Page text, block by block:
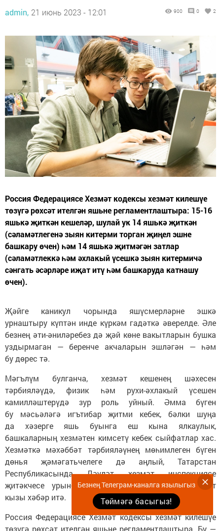
admin, 21 июнь 2023 - 12:01 900 0 2
Россия Федерациясе Хезмәт кодексы хезмәт килешүе
төзүгә рөхсәт ителгән яшьне регламентлаштыра: 15-16
яшькә җиткән кешеләр, шулай ук 14 яшькә җиткән
(сәламәтлегенә зыян китерми торган җиңел эшне
башкару өчен) һәм 14 яшькә җитмәгән затлар
(сәламәтлеккә һәм әхлакый үсешкә зыян китермичә
сәнгать әсәрләре иҗат итү һәм башкаруда катнашу
өчен).
Җәйге каникул чорында яшүсмерләрне эшкә
урнаштыру күптән инде күркәм гадәткә әверелде. Әле
безнең әти-әниләребез дә җәй көне вакытларын бушка
уздырмаган — беренче акчаларын эшләгән — һәм
бу дөрес тә.
Мәгълүм булганча, хезмәт кешенең шәхесен
тәрбияләүдә, физик һәм рухи-әхлакый үсешен
камилләштерүдә зур роль уйный. Әмма бүген
бу мәсьәләгә игътибар җитми кебек, бәлки шуңа
да хәзерге яшь буынга еш кына ялкаулык,
башкаларның хезмәтен кимсетү кебек сыйфатлар хас.
Хезмәткә мәхәббәт тәрбияләүнең мөһимлеген бүген
дөнья җәмәгатьчелеге дә аңлый, Татарстан
Республикасында Дәүләт хезмәт инспекциясе
җитәкчесе урынбасары Зәйнетдинова Алсу Хәмит
кызы хәбәр итә.
Россия Федерациясе Хезмәт кодексы хезмәт килешүе
төзүгә рөхсәт ителгән яшьне регламентлаштыра. Бу —
Безнең Телеграм-каналга язылыгыз
Төймәгә басыгыз!